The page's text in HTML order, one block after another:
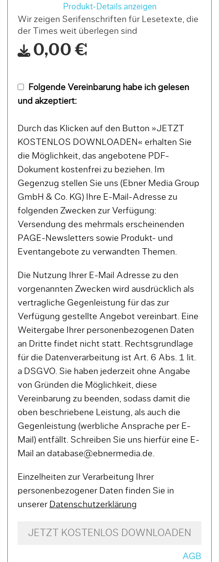
Produkt-Details anzeigen
Wir zeigen Serifenschriften für Lesetexte, die
der Times weit überlegen sind
0,00 €
Folgende Vereinbarung habe ich gelesen
und akzeptiert:
Durch das Klicken auf den Button »JETZT
KOSTENLOS DOWNLOADEN« erhalten Sie
die Möglichkeit, das angebotene PDF-
Dokument kostenfrei zu beziehen. Im
Gegenzug stellen Sie uns (Ebner Media Group
GmbH & Co. KG) Ihre E-Mail-Adresse zu
folgenden Zwecken zur Verfügung:
Versendung des mehrmals erscheinenden
PAGE-Newsletters sowie Produkt- und
Eventangebote zu verwandten Themen.
Die Nutzung Ihrer E-Mail Adresse zu den
vorgenannten Zwecken wird ausdrücklich als
vertragliche Gegenleistung für das zur
Verfügung gestellte Angebot vereinbart. Eine
Weitergabe Ihrer personenbezogenen Daten
an Dritte findet nicht statt. Rechtsgrundlage
für die Datenverarbeitung ist Art. 6 Abs. 1 lit.
a DSGVO. Sie haben jederzeit ohne Angabe
von Gründen die Möglichkeit, diese
Vereinbarung zu beenden, sodass damit die
oben beschriebene Leistung, als auch die
Gegenleistung (werbliche Ansprache per E-
Mail) entfällt. Schreiben Sie uns hierfür eine E-
Mail an database@ebnermedia.de.
Einzelheiten zur Verarbeitung Ihrer
personenbezogener Daten finden Sie in
unserer Datenschutzerklärung
JETZT KOSTENLOS DOWNLOADEN
AGB